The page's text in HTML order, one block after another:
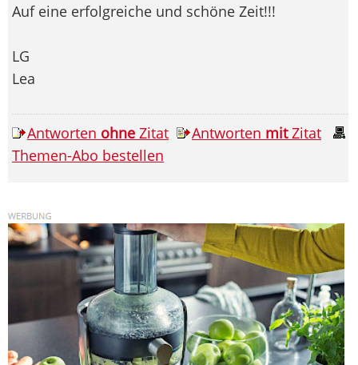
Auf eine erfolgreiche und schöne Zeit!!!
LG
Lea
Antworten ohne Zitat Antworten mitZitat
Themen-Abo bestellen